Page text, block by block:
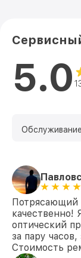
5.0
Обслуживание
Потрясающий
качественно!
оптический
за пару
Стоимость